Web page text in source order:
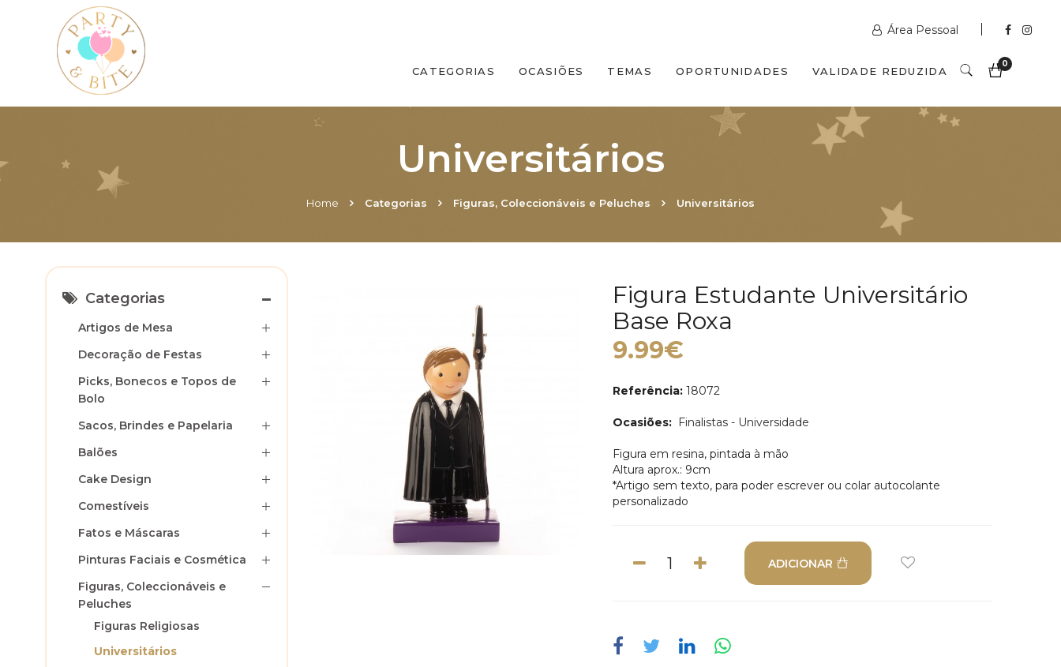
Área Pessoal
CATEGORIAS OCASIÕES TEMAS OPORTUNIDADES VALIDADE REDUZIDA
0
Universitários
Home Categorias Figuras, Coleccionáveis e Peluches Universitários
Categorias
Artigos de Mesa
Decoração de Festas
Picks, Bonecos e Topos de
Bolo
Sacos, Brindes e Papelaria
Balões
Cake Design
Comestíveis
Fatos e Máscaras
Pinturas Faciais e Cosmética
Figuras, Coleccionáveis e
Peluches
Figuras Religiosas
Universitários
Figura Estudante Universitário
Base Roxa
9.99€
Referência: 18072
Ocasiões: Finalistas - Universidade
Figura em resina, pintada à mão
Altura aprox.: 9cm
*Artigo sem texto, para poder escrever ou colar autocolante
personalizado
ADICIONAR